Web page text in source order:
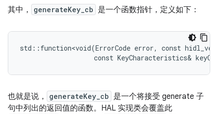
其中， generateKey_cb 是一个函数指针，定义如下：
std::function<void(ErrorCode error, const
也就是说， generateKey_cb 是一个将接受 generate 子
句中列出的返回值的函数。HAL 实现类会覆盖此